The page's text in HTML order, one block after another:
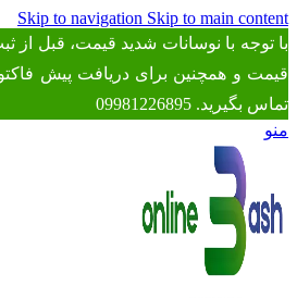
Skip to navigation Skip to main content
با توجه با نوسانات شدید قیمت، قبل از
قیمت و همچنین برای دریافت پیش
تماس بگیرید. 09981226895
منو